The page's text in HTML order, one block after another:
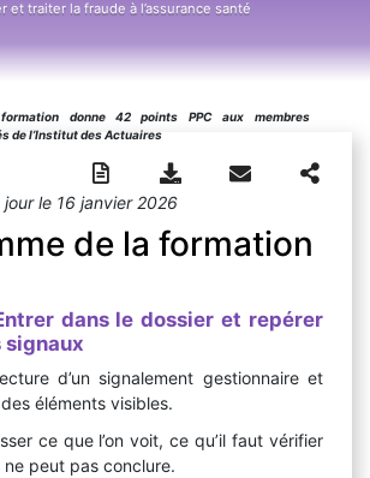
et traiter la fraude à l’assurance santé
donne 42 points PPC aux membres
de l’Institut des Actuaires
jour le 16 janvier 2026
de la formation
dans le dossier et repérer
signaux
d’un signalement gestionnaire et
éléments visibles.
ce que l’on voit, ce qu’il faut vérifier
ne peut pas conclure.